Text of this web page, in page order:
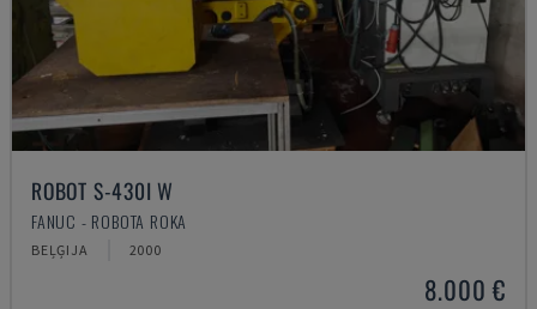
ROBOT S-430I W
FANUC - ROBOTA ROKA
BEĻĢIJA 2000
8.000 €